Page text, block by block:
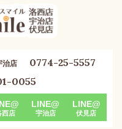
治店 0774-25-5557
0055
西店
LINE@
宇治店
LINE@
伏見店